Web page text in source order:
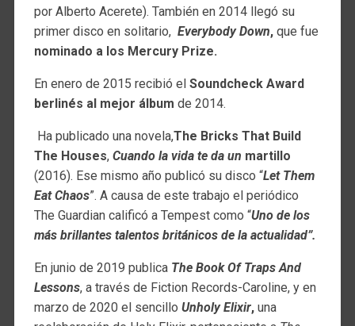
por Alberto Acerete). También en 2014 llegó su
primer disco en solitario, Everybody Down,que fue
nominado a los Mercury Prize.
En enero de 2015 recibió el Soundcheck Award
berlinés al mejor álbum de 2014.
Ha publicado una novela,The Bricks That Build
The Houses, Cuando la vida te da un martillo
(2016). Ese mismo año publicó su disco “Let Them
Eat Chaos”. A causa de este trabajo el periódico
The Guardian calificó a Tempest como “Uno de los
más brillantes talentos británicos de la actualidad”.
En junio de 2019 publica The Book Of Traps And
Lessons, a través de Fiction Records-Caroline, y en
marzo de 2020 el sencillo Unholy Elixir,una